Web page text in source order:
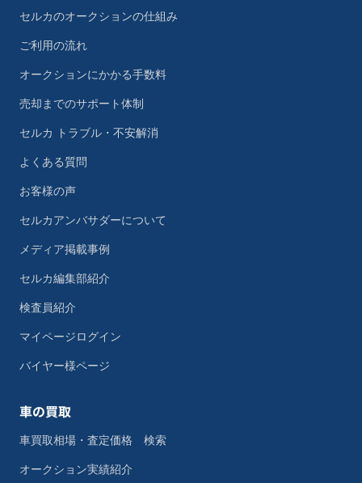
セルカのオークションの仕組み
ご利用の流れ
オークションにかかる手数料
売却までのサポート体制
セルカ トラブル・不安解消
よくある質問
お客様の声
セルカアンバサダーについて
メディア掲載事例
セルカ編集部紹介
検査員紹介
マイページログイン
バイヤー様ページ
車の買取
車買取相場・査定価格 検索
オークション実績紹介